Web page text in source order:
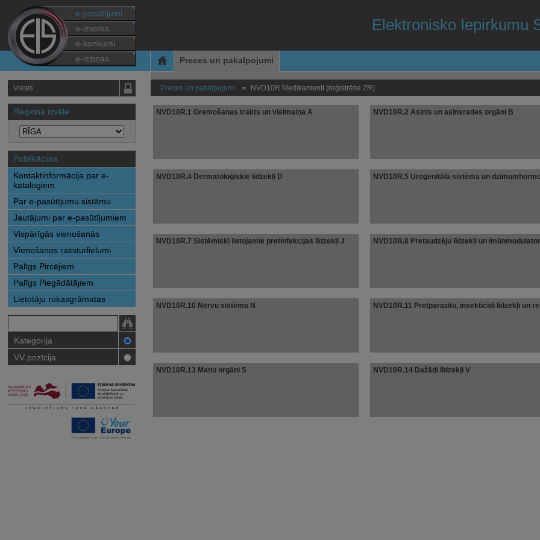
e-pasūtījumi
e-izsoles
e-konkursi
e-izziņas
Elektronisko Iepirkumu
Preces un pakalpojumi
Viesis
Reģiona izvēle
Publikācijas
Kontaktinformācija par e-
katalogiem
Par e-pasūtījumu sistēmu
Jautājumi par e-pasūtījumiem
Vispārīgās vienošanās
Vienošanos raksturlielumi
Palīgs Pircējiem
Palīgs Piegādātājiem
Lietotāju rokasgrāmatas
Kategorija
VV pozīcija
Preces un pakalpojumi > NVD10R Medikamenti (reģistrētie ZR)
NVD10R.1 Gremošanas trakts un vielmaiņa A NVD10R.2 Asinis un asinsrades orgāni B
NVD10R.4 Dermatoloģiskie līdzekļi D NVD10R.5 Uroģenitālā sistēma un
NVD10R.7 Sistēmiski lietojamie pretinfekcijas līdzekļi J NVD10R.8 Pretaudzēju līdzekļi un
NVD10R.10 Nervu sistēma N NVD10R.11 Pretparazītu, insekticīdi līdzekļi un
NVD10R.13 Maņu orgāni S NVD10R.14 Dažādi līdzekļi V